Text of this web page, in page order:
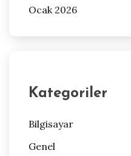
Ocak 2026
Kategoriler
Bilgisayar
Genel